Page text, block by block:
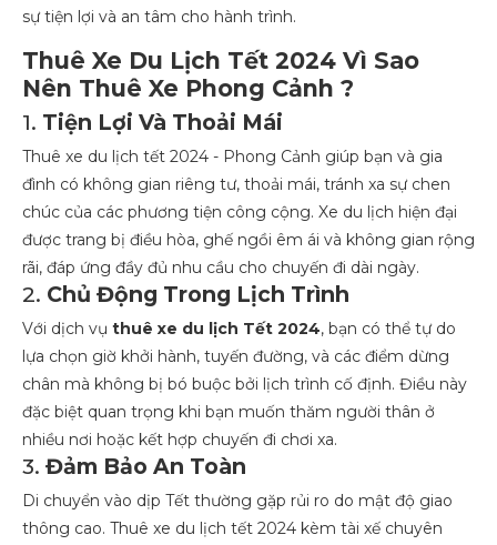
sự tiện lợi và an tâm cho hành trình.
Thuê Xe Du Lịch Tết 2024 Vì Sao
Nên Thuê Xe Phong Cảnh ?
1. Tiện Lợi Và Thoải Mái
Thuê xe du lịch tết 2024 - Phong Cảnh giúp bạn và gia
đình có không gian riêng tư, thoải mái, tránh xa sự chen
chúc của các phương tiện công cộng. Xe du lịch hiện đại
được trang bị điều hòa, ghế ngồi êm ái và không gian rộng
rãi, đáp ứng đầy đủ nhu cầu cho chuyến đi dài ngày.
2. Chủ Động Trong Lịch Trình
Với dịch vụ thuê xe du lịch Tết 2024, bạn có thể tự do
lựa chọn giờ khởi hành, tuyến đường, và các điểm dừng
chân mà không bị bó buộc bởi lịch trình cố định. Điều này
đặc biệt quan trọng khi bạn muốn thăm người thân ở
nhiều nơi hoặc kết hợp chuyến đi chơi xa.
3. Đảm Bảo An Toàn
Di chuyển vào dịp Tết thường gặp rủi ro do mật độ giao
thông cao. Thuê xe du lịch tết 2024 kèm tài xế chuyên